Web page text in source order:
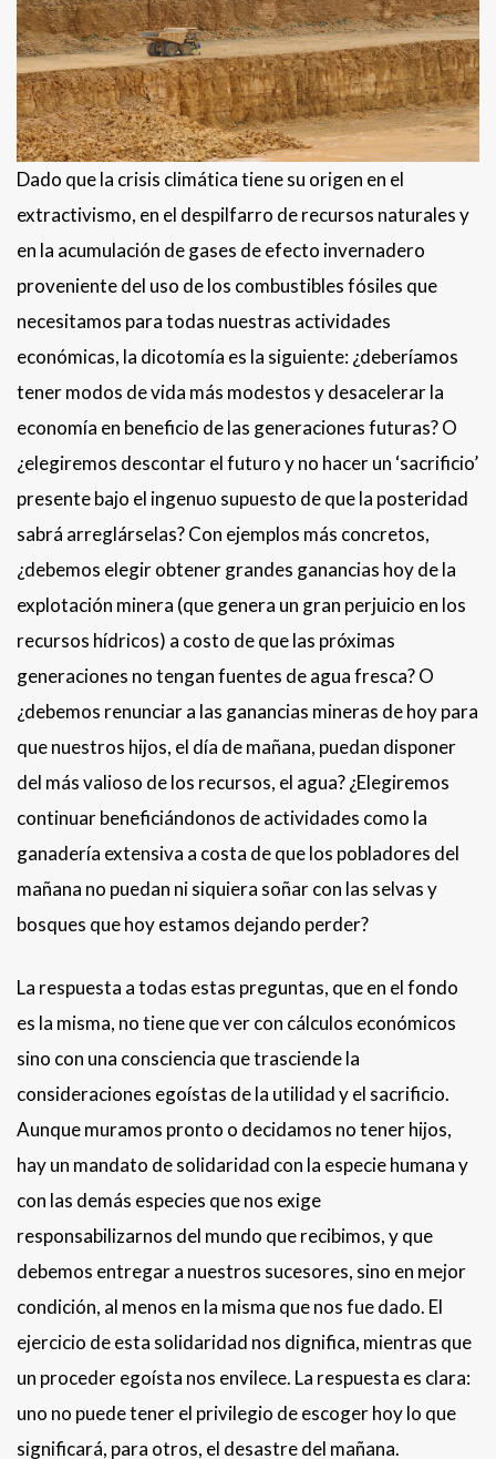
Dado que la crisis climática tiene su origen en el
extractivismo, en el despilfarro de recursos naturales y
en la acumulación de gases de efecto invernadero
proveniente del uso de los combustibles fósiles que
necesitamos para todas nuestras actividades
económicas, la dicotomía es la siguiente: ¿deberíamos
tener modos de vida más modestos y desacelerar la
economía en beneficio de las generaciones futuras? O
¿elegiremos descontar el futuro y no hacer un ‘sacrificio’
presente bajo el ingenuo supuesto de que la posteridad
sabrá arreglárselas? Con ejemplos más concretos,
¿debemos elegir obtener grandes ganancias hoy de la
explotación minera (que genera un gran perjuicio en los
recursos hídricos) a costo de que las próximas
generaciones no tengan fuentes de agua fresca? O
¿debemos renunciar a las ganancias mineras de hoy para
que nuestros hijos, el día de mañana, puedan disponer
del más valioso de los recursos, el agua? ¿Elegiremos
continuar beneficiándonos de actividades como la
ganadería extensiva a costa de que los pobladores del
mañana no puedan ni siquiera soñar con las selvas y
bosques que hoy estamos dejando perder?
La respuesta a todas estas preguntas, que en el fondo
es la misma, no tiene que ver con cálculos económicos
sino con una consciencia que trasciende la
consideraciones egoístas de la utilidad y el sacrificio.
Aunque muramos pronto o decidamos no tener hijos,
hay un mandato de solidaridad con la especie humana y
con las demás especies que nos exige
responsabilizarnos del mundo que recibimos, y que
debemos entregar a nuestros sucesores, sino en mejor
condición, al menos en la misma que nos fue dado. El
ejercicio de esta solidaridad nos dignifica, mientras que
un proceder egoísta nos envilece. La respuesta es clara:
uno no puede tener el privilegio de escoger hoy lo que
significará, para otros, el desastre del mañana.